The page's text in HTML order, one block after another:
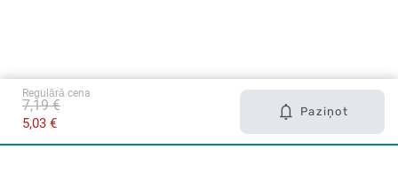
Regulārā cena
5,03 €
7,19 € Paziņot